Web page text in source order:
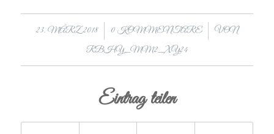
23. MÄRZ 2018
/ 0 KOMMENTARE
/
VON
RBHY_MM2_XY24
Eintrag teilen